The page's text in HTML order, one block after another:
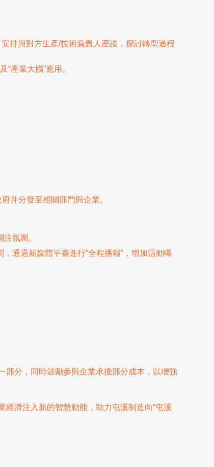
排與對方生產/技術負責人座談，探討轉型過程
產業大腦”應用。
并分發至相關部門與企業。
氛圍。
通過新媒體平臺進行“全程播報”，增加活動曝
部分，同時鼓勵參與企業承擔部分成本，以增強
濟注入新的智慧動能，助力屯溪制造向“屯溪